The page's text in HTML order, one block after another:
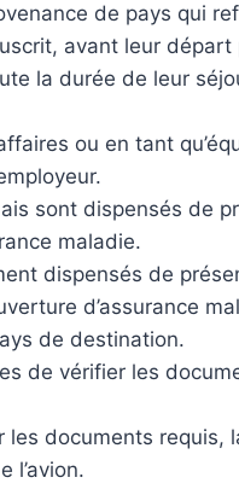
de pays qui
avant leur
la durée de leur
ou en tant
sont dispensés de
maladie.
dispensés de
d’assurance
de destination.
de vérifier les
documents requis,
l’avion.